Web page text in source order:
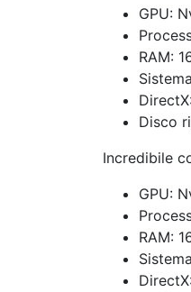
GPU:
RAM:
Disco
Incredibile
GPU:
RAM: